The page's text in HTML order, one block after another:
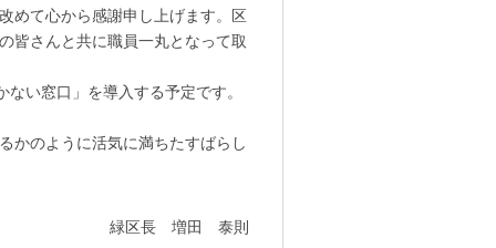
めて心から感謝申し上げます。区
皆さんと共に職員一丸となって取
い窓口」を導入する予定です。
かのように活気に満ちたすばらし
緑区長 増田 泰則